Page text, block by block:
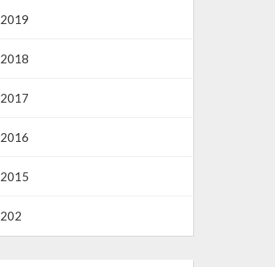
2019
2018
2017
2016
2015
202